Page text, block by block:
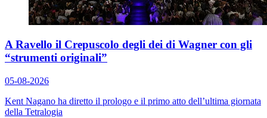
A Ravello il Crepuscolo degli dei di Wagner con gli
“strumenti originali”
05-08-2026
Kent Nagano ha diretto il prologo e il primo atto dell’ultima giornata
della Tetralogia